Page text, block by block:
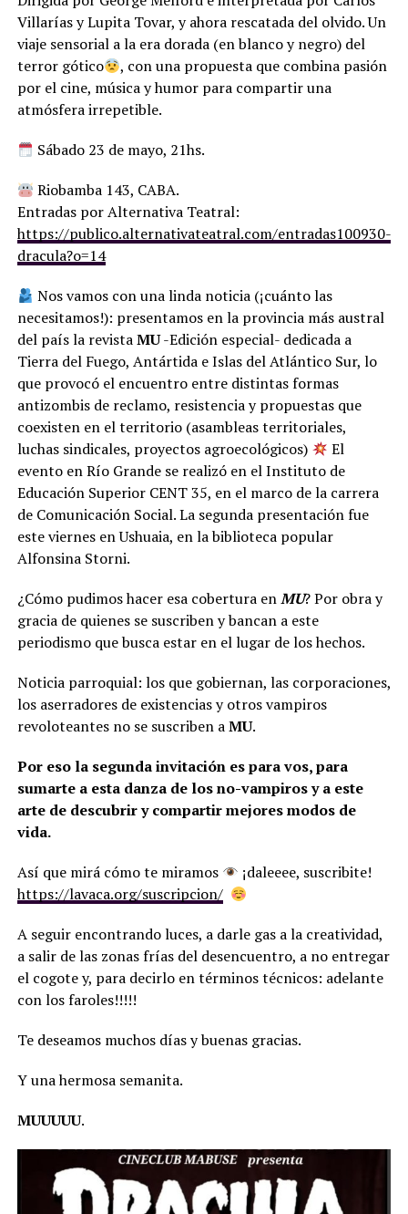
Villarías y Lupita Tovar, y ahora rescatada del olvido. Un
viaje sensorial a la era dorada (en blanco y negro) del
terror gótico
, con una propuesta que combina pasión
por el cine, música y humor para compartir una
atmósfera irrepetible.
Sábado 23 de mayo, 21hs.
Riobamba 143, CABA.
Entradas por Alternativa Teatral:
https://publico.alternativateatral.com/entradas100930-
dracula?o=14
Nos vamos con una linda noticia (¡cuánto las
necesitamos!): presentamos en la provincia más austral
del país la revistaMU-Edición especial- dedicada a
Tierra del Fuego, Antártida e Islas del Atlántico Sur, lo
que provocó el encuentro entre distintas formas
antizombis de reclamo, resistencia y propuestas que
coexisten en el territorio (asambleas territoriales,
luchas sindicales, proyectos agroecológicos)
El
evento en Río Grande se realizó en el Instituto de
Educación Superior CENT 35, en el marco de la carrera
de Comunicación Social. La segunda presentación fue
este viernes en Ushuaia, en la biblioteca popular
Alfonsina Storni.
¿Cómo pudimos hacer esa cobertura enMU? Por obra y
gracia de quienes se suscriben y bancan a este
periodismo que busca estar en el lugar de los hechos.
Noticia parroquial: los que gobiernan, las corporaciones,
los aserradores de existencias y otros vampiros
revoloteantes no se suscriben aMU.
Por eso la segunda invitación es para vos, para
sumarte a esta danza de los no-vampiros y a este
arte de descubrir y compartir mejores modos de
vida.
Así que mirá cómo te miramos
¡daleeee, suscribite!
https://lavaca.org/suscripcion/
A seguir encontrando luces, a darle gas a la creatividad,
a salir de las zonas frías del desencuentro, a no entregar
el cogote y, para decirlo en términos técnicos: adelante
con los faroles!!!!!
Te deseamos muchos días y buenas gracias.
Y una hermosa semanita.
MUUUUU.